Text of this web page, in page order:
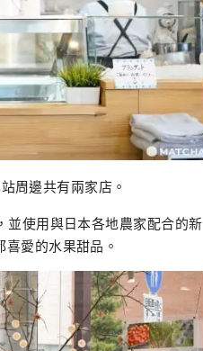
周邊共有兩家店。
並使用與日本各地農家配合的新
愛的水果甜品。